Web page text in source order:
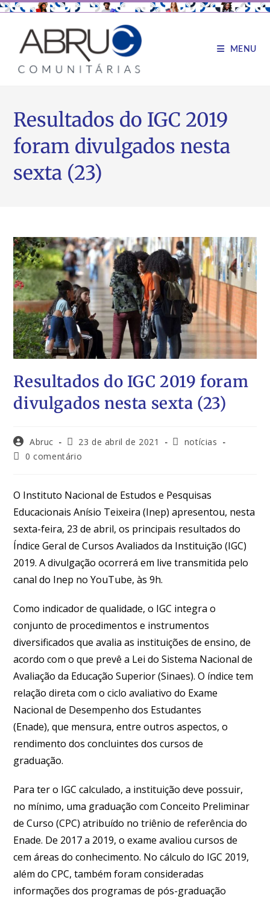
MENU
Resultados do IGC 2019
foram divulgados nesta
sexta (23)
Resultados do IGC 2019 foram
divulgados nesta sexta (23)
Abruc 23 de abril de 2021
notícias
0 comentário
O Instituto Nacional de Estudos e Pesquisas
Educacionais Anísio Teixeira (Inep) apresentou, nesta
sexta-feira, 23 de abril,os principais resultados do
Índice Geral de Cursos Avaliados da Instituição (IGC)
2019. A divulgação ocorrerá em live transmitida pelo
canal do Inep no YouTube, às 9h.
Como indicador de qualidade, o IGC integra o
conjunto de procedimentos e instrumentos
diversificados que avalia as instituições de ensino, de
acordo com o que prevê a Lei do Sistema Nacional de
Avaliação da Educação Superior (Sinaes).O índice tem
relação direta com o ciclo avaliativo do Exame
Nacional de Desempenho dos Estudantes
(Enade), que mensura, entre outros aspectos, o
rendimento dos concluintes dos cursos de
graduação.
Para ter o IGC calculado, a instituição deve possuir,
no mínimo, uma graduação com Conceito Preliminar
de Curso (CPC) atribuído no triênio de referência do
Enade. De 2017 a 2019, o exame avaliou cursos de
cem áreas do conhecimento. No cálculo do IGC 2019,
além do CPC, também foram consideradas
informações dos programas de pós-graduação